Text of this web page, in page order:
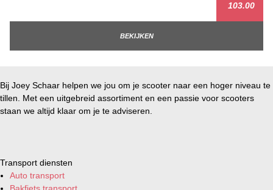
103.00
BEKIJKEN
Bij Joey Schaar helpen we jou om je scooter naar een hoger niveau te
tillen. Met een uitgebreid assortiment en een passie voor scooters
staan we altijd klaar om je te adviseren.
Transport diensten
Auto transport